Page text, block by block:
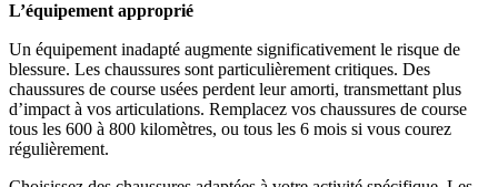
L’équipement approprié
Un équipement inadapté augmente significativement le risque de
blessure. Les chaussures sont particulièrement critiques. Des
chaussures de course usées perdent leur amorti, transmettant plus
d’impact à vos articulations. Remplacez vos chaussures de course
tous les 600 à 800 kilomètres, ou tous les 6 mois si vous courez
régulièrement.